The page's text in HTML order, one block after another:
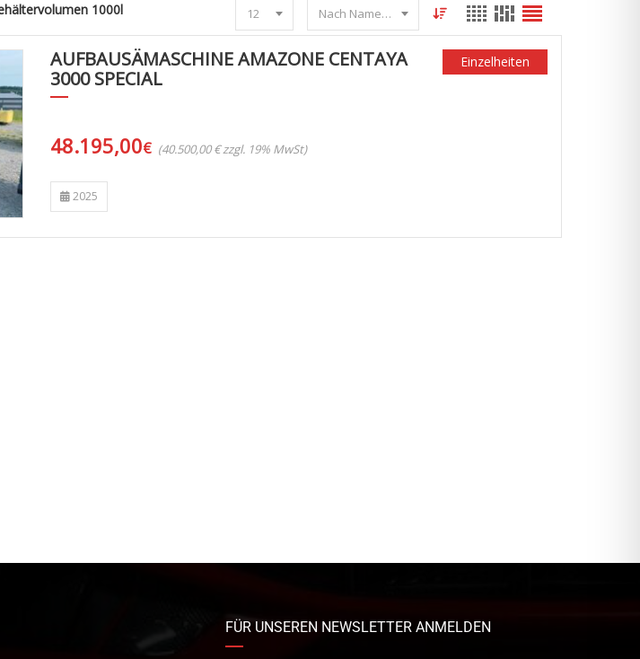
1000l 12 Nach Name sortieren
AUFBAUSÄMASCHINE AMAZONE CENTAYA
3000 SPECIAL
48.195,00€ (40.500,00 € zzgl. 19% MwSt)
Einzelheiten
2025
FÜR UNSEREN NEWSLETTER ANMELDEN